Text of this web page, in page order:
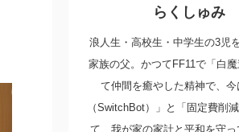
らくしゅみ
浪人生・高校生・中学生の3児
家族の父。かつてFF11で「白
て仲間を癒やした精神で、今
（SwitchBot）」と「固定費削
て、我が家の家計と平和を守っ